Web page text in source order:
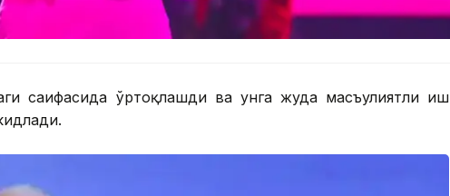
саҳифасида ўртоқлашди ва унга жуда масъулиятли иш